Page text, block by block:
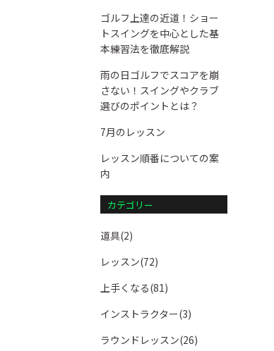
ゴルフ上達の近道！ショー
トスイングを中心とした基
本練習法を徹底解説
雨の日ゴルフでスコアを崩
さない！スイングやクラブ
選びのポイントとは？
7月のレッスン
レッスン順番についての案
内
カテゴリー
道具(2)
レッスン(72)
上手くなる(81)
インストラクター(3)
ラウンドレッスン(26)